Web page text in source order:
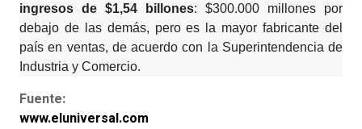
ingresos de $1,54 billones: $300.000 millones por
debajo de las demás, pero es la mayor fabricante del
país en ventas, de acuerdo con la Superintendencia de
Industria y Comercio.
Fuente:
www.eluniversal.com